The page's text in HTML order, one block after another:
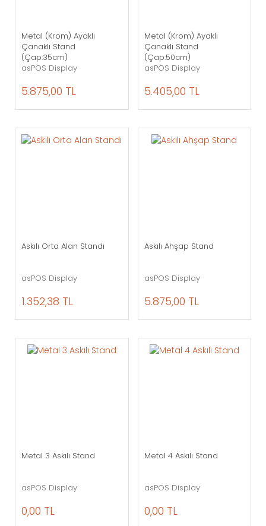
Metal (Krom) Ayaklı
Çanaklı Stand
(Çap:35cm)
asPOS Display
5.875,00 TL
Metal (Krom) Ayaklı
Çanaklı Stand
(Çap:50cm)
asPOS Display
5.405,00 TL
Askılı Orta Alan Standı
asPOS Display
1.352,38 TL
Askılı Ahşap Stand
asPOS Display
5.875,00 TL
Metal 3 Askılı Stand
asPOS Display
0,00 TL
Metal 4 Askılı Stand
asPOS Display
0,00 TL